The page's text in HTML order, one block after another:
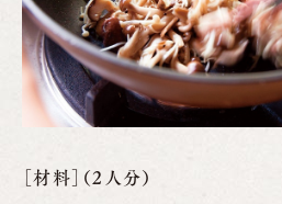
［材料］（2人分）